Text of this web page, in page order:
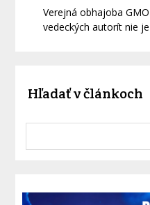
Verejná obhajoba
vedeckých autorít nie
Hľadať v článkoch